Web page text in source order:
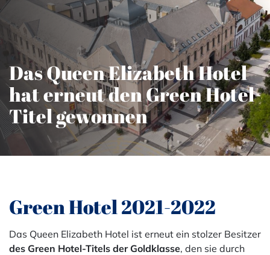
Das Queen Elizabeth Hotel
hat erneut den Green Hotel-
Titel gewonnen
Green Hotel 2021-2022
Das Queen Elizabeth Hotel ist erneut ein stolzer Besitzer
des Green Hotel-Titels der Goldklasse, den sie durch